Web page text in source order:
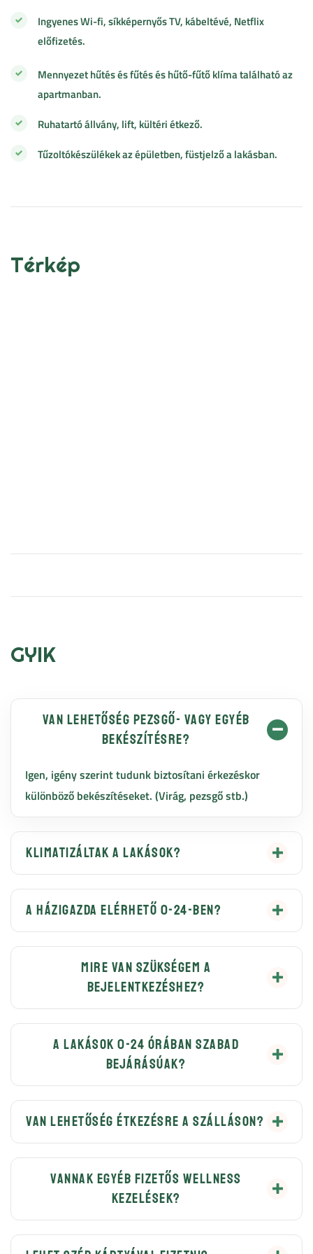
Ingyenes Wi-fi, síkképernyős TV, kábeltévé, Netflix
előfizetés.
Mennyezet hűtés és fűtés és hűtő-fűtő klíma található az
apartmanban.
Ruhatartó állvány, lift, kültéri étkező.
Tűzoltókészülékek az épületben, füstjelző a lakásban.
Térkép
GYIK
Van lehetőség pezsgő- vagy egyéb
bekészítésre?
Igen, igény szerint tudunk biztosítani érkezéskor
különböző bekészítéseket. (Virág, pezsgő stb.)
Klimatizáltak a lakások?
Igen, minden lakásban állítható mennyezeti hűtés-
fűtés került bekötésre.
A házigazda elérhető 0-24-ben?
Igen.
Mire van szükségem a
bejelentkezéshez?
Minden Vendégtől a jogszabályban meghatározott
módon fényképes okmányt kérünk (személyi
igazolvány, jogosítvány vagy útlevél).
A lakások 0-24 órában szabad
bejárásúak?
Természetesen. Minden vendégünk a saját kulcsával
tud ki- és be közlekedni a komplexumban.
Van lehetőség étkezésre a szálláson?
Nálunk ellátásra nincs lehetőség, de a környéken
nagyon sok étterem és kávézó is található.
Vannak egyéb fizetős wellness
kezelések?
Igen, masszőrünk igény esetén előre egyezetett